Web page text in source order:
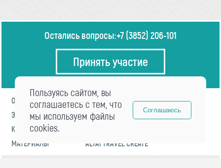
Остались вопросы:+7 (3852) 206-101
Принять участие
О ФОРУМЕ
ПРОГРАММА
ЭКСПЕРТЫ
НОВОСТИ
КОНТАКТЫ
МАТЕРИАЛЫ
ALTAI TRAVEL CREATE
Пользуясь сайтом, вы
соглашаетесь с тем, что
мы используем файлы
cookies.
Соглашаюсь